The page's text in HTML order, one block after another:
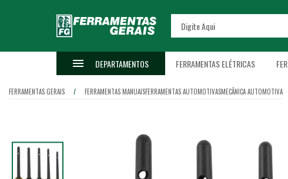
DEPARTAMENTOS FERRAMENTAS ELÉTRICAS
FERRAMENTAS GERAIS FERRAMENTAS MANUAISFERRAMENTAS AUTOMOTIVASMECÂNICA AUTOMOTIVA